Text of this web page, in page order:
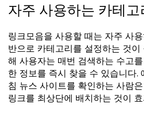
자주 사용하는 카테
링크모음을 사용할 때는 자주 사
반으로 카테고리를 설정하는 것이
해 사용자는 매번 검색하는 수고
한 정보를 즉시 찾을 수 있습니다.
침 뉴스 사이트를 확인하는 사람
링크를 최상단에 배치하는 것이